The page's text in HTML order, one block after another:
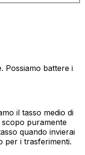
Possiamo battere i
il tasso medio di
puramente
quando invierai
per i trasferimenti.